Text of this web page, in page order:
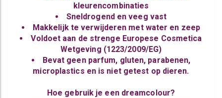
kleurencombinaties
Sneldrogend en veeg vast
Makkelijk te verwijderen met water en zeep
Voldoet aan de strenge Europese Cosmetica
Wetgeving (1223/2009/EG)
Bevat geen parfum, gluten, parabenen,
microplastics en is niet getest op dieren.
Hoe gebruik je een dreamcolour?